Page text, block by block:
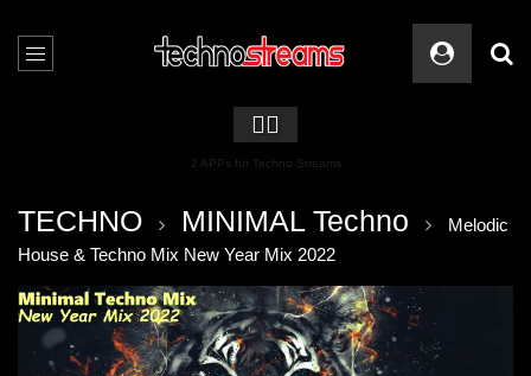
🏳️‍🌈
2 APPs für Techno Streams
TECHNO MINIMAL Techno
Melodic
House & Techno Mix New Year Mix 2022